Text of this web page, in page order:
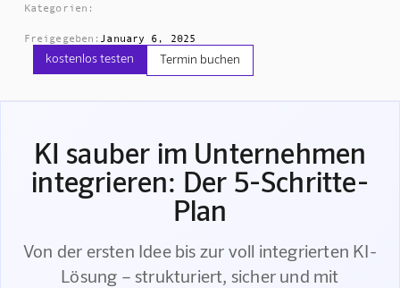
Kategorien:
Freigegeben: January 6, 2025
kostenlos testen Termin buchen
KI sauber im Unternehmen
integrieren: Der 5-Schritte-
Plan
Von der ersten Idee bis zur voll integrierten KI-
Lösung – strukturiert, sicher und mit